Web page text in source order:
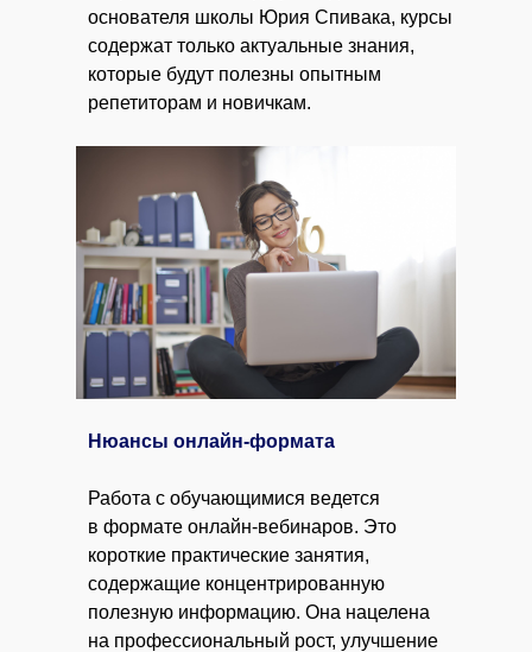
основателя школы Юрия Спивака, курсы
содержат только актуальные знания,
которые будут полезны опытным
репетиторам и новичкам.
Нюансы онлайн-формата
Работа с обучающимися ведется
в формате онлайн-вебинаров. Это
короткие практические занятия,
содержащие концентрированную
полезную информацию. Она нацелена
на профессиональный рост, улучшение